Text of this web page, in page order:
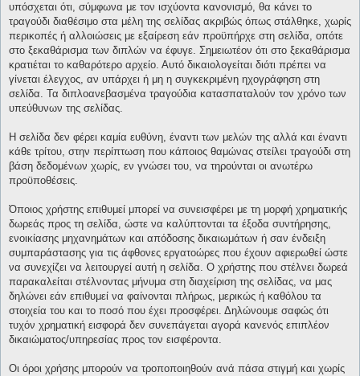
υπόσχεται ότι, σύμφωνα με τον ισχύοντα κανονισμό, θα κάνει το
τραγούδι διαθέσιμο στα μέλη της σελίδας ακριβώς όπως στάλθηκε, χωρίς
περικοπές ή αλλοιώσεις με εξαίρεση εάν προϋπήρχε στη σελίδα, οπότε
στο ξεκαθάρισμα των διπλών να έφυγε. Σημειωτέον ότι στο ξεκαθάρισμα
κρατιέται το καθαρότερο αρχείο. Αυτό δικαιολογείται διότι πρέπει να
γίνεται έλεγχος, αν υπάρχει ή μη η συγκεκριμένη ηχογράφηση στη
σελίδα. Τα διπλοανεβασμένα τραγούδια κατασπαταλούν τον χρόνο των
υπεύθυνων της σελίδας.
Η σελίδα δεν φέρει καμία ευθύνη, έναντι των μελών της αλλά και έναντι
κάθε τρίτου, στην περίπτωση που κάποιος θαμώνας στείλει τραγούδι στη
βάση δεδομένων χωρίς, εν γνώσει του, να τηρούνται οι ανωτέρω
προϋποθέσεις.
Όποιος χρήστης επιθυμεί μπορεί να συνεισφέρει με τη μορφή χρηματικής
δωρεάς προς τη σελίδα, ώστε να καλύπτονται τα έξοδα συντήρησης,
ενοικίασης μηχανημάτων και απόδοσης δικαιωμάτων ή σαν ένδειξη
συμπαράστασης για τις άφθονες εργατοώρες που έχουν αφιερωθεί ώστε
να συνεχίζει να λειτουργεί αυτή η σελίδα. Ο χρήστης που στέλνει δωρεά
παρακαλείται στέλνοντας μήνυμα στη διαχείριση της σελίδας, να μας
δηλώνει εάν επιθυμεί να φαίνονται πλήρως, μερικώς ή καθόλου τα
στοιχεία του και το ποσό που έχει προσφέρει. Δηλώνουμε σαφώς ότι
τυχόν χρηματική εισφορά δεν συνεπάγεται αγορά κανενός επιπλέον
δικαιώματος/υπηρεσίας προς τον εισφέροντα.
Οι όροι χρήσης μπορούν να τροποποιηθούν ανά πάσα στιγμή και χωρίς